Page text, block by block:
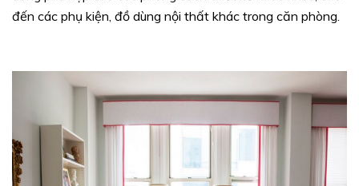
đến các phụ kiện, đồ dùng nội thất khác trong căn phòng.